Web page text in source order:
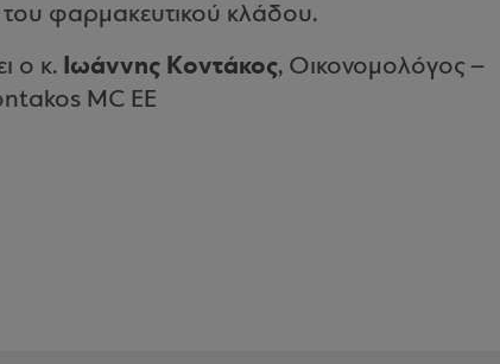
φαρμακευτικού κλάδου.
ο κ. Ιωάννης Κοντάκος, Οικονομολόγος –
MC EΕ